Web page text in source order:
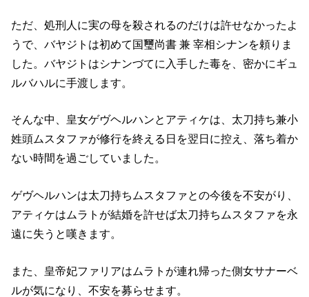
ただ、処刑人に実の母を殺されるのだけは許せなかったよ
うで、バヤジトは初めて国璽尚書 兼 宰相シナンを頼りま
した。バヤジトはシナンづてに入手した毒を、密かにギュ
ルバハルに手渡します。
そんな中、皇女ゲヴヘルハンとアティケは、太刀持ち兼小
姓頭ムスタファが修行を終える日を翌日に控え、落ち着か
ない時間を過ごしていました。
ゲヴヘルハンは太刀持ちムスタファとの今後を不安がり、
アティケはムラトが結婚を許せば太刀持ちムスタファを永
遠に失うと嘆きます。
また、皇帝妃ファリアはムラトが連れ帰った側女サナーベ
ルが気になり、不安を募らせます。